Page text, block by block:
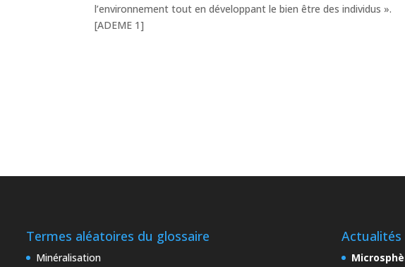
l’environnement tout en développant le bien être des individus ».
[ADEME 1]
Termes aléatoires du glossaire
Minéralisation
Actualités